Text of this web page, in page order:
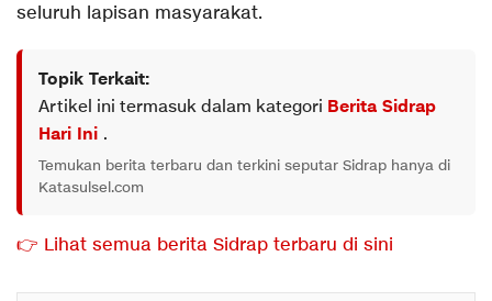
seluruh lapisan masyarakat.
Topik Terkait:
Artikel ini termasuk dalam kategori Berita Sidrap
Hari Ini .
Temukan berita terbaru dan terkini seputar Sidrap hanya di
Katasulsel.com
👉 Lihat semua berita Sidrap terbaru di sini